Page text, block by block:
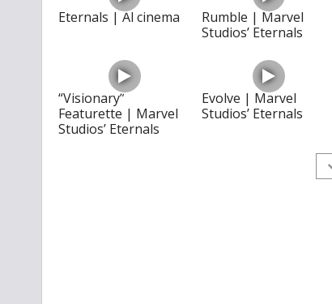
Eternals | Al cinema
Rumble | Marvel
Studios’ Eternals
“Visionary”
Featurette | Marvel
Studios’ Eternals
Evolve | Marvel
Studios’ Eternals